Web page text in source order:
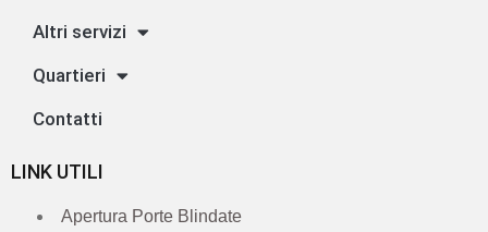
Altri servizi
Quartieri
Contatti
LINK UTILI
Apertura Porte Blindate